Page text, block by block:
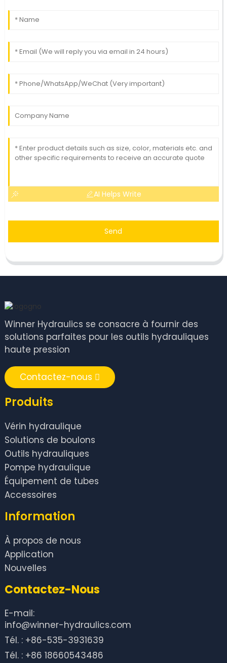
AI Helps Write
Send
Winner Hydraulics se consacre à fournir des
solutions parfaites pour les outils hydrauliques
haute pression
Contactez-nous
Produits
Vérin hydraulique
Solutions de boulons
Outils hydrauliques
Pompe hydraulique
Équipement de tubes
Accessoires
Information
À propos de nous
Application
Nouvelles
Contactez-Nous
E-mail:
info@winner-hydraulics.com
Tél. : +86-535-3931639
Tél. : +86 18660543486